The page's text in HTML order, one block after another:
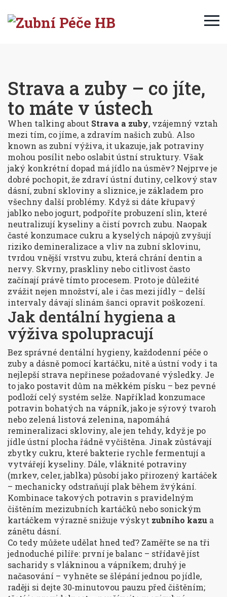
Strava a zuby – co jíte,
to máte v ústech
When talking about Strava a zuby, vzájemný vztah
mezi tím, co jíme, a zdravím našich zubů. Also
known as zubní výživa, it ukazuje, jak potraviny
mohou posílit nebo oslabit ústní struktury. Však
jaký konkrétní dopad má jídlo na úsměv? Nejprve je
dobré pochopit, že zdraví ústní dutiny, celkový stav
dásní, zubní skloviny a sliznice,je základem pro
všechny další problémy. Když si dáte křupavý
jablko nebo jogurt, podpoříte probuzení slin, které
neutralizují kyseliny a čistí povrch zubu. Naopak
časté konzumace cukru a kyselých nápojů zvyšují
riziko demineralizace a vliv na zubní sklovinu,
tvrdou vnější vrstvu zubu, která chrání dentin a
nervy. Skvrny, praskliny nebo citlivost často
začínají právě tímto procesem. Proto je důležité
zvážit nejen množství, ale i čas mezi jídly – delší
intervaly dávají slinám šanci opravit poškození.
Jak dentální hygiena a
výživa spolupracují
Bez správné dentální hygieny, každodenní péče o
zuby a dásně pomocí kartáčku, nitě a ústní vody i ta
nejlepší strava nepřinese požadované výsledky. Je
to jako postavit dům na měkkém písku – bez pevné
podloží celý systém selže. Například konzumace
potravin bohatých na vápník, jako je sýrový tvaroh
nebo zelená listová zelenina, napomáhá
remineralizaci skloviny, ale jen tehdy, když je po
jídle ústní plocha řádně vyčištěna. Jinak zůstávají
zbytky cukru, které bakterie rychle fermentují a
vytvářejí kyseliny. Dále, vláknité potraviny
(mrkev, celer, jablka) působí jako přirozený kartáček
– mechanicky odstraňují plak během žvýkání.
Kombinace takových potravin s pravidelným
čištěním mezizubních kartáčků nebo sonickým
kartáčkem výrazně snižuje výskyt zubního kazu a
zánětu dásní.
Co tedy můžete udělat hned teď? Zaměřte se na tři
jednoduché pilíře: první je balanc – střídavě jíst
sacharidy s vlákninou a vápníkem; druhý je
načasování – vyhněte se šlépání jednou po jídle,
raději si dejte 30‑minutovou pauzu před čištěním;